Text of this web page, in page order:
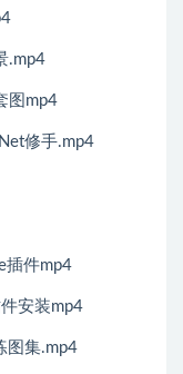
.mp4
图mp4
修手.mp4
插件mp4
安装mp4
图集.mp4